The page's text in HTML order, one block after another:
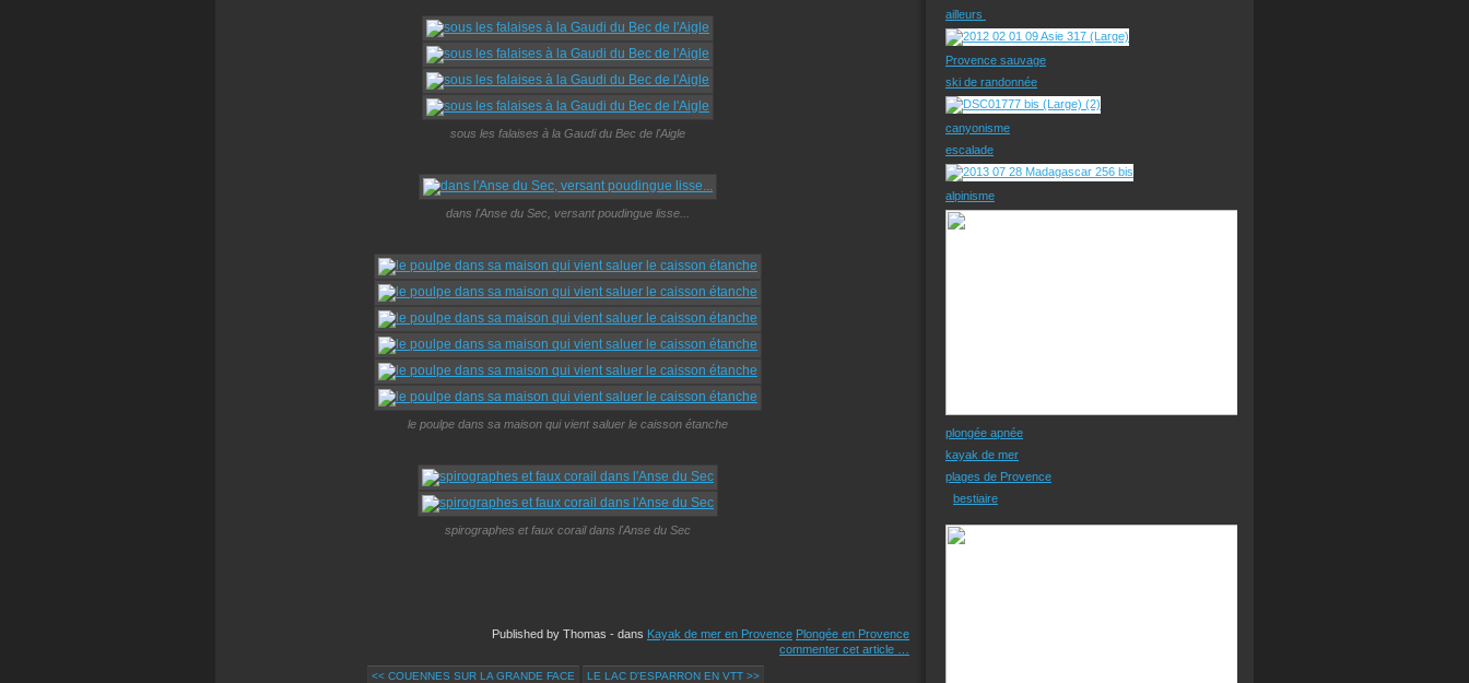
sous les falaises à la Gaudi du Bec de l'Aigle
dans l'Anse du Sec, versant poudingue lisse...
le poulpe dans sa maison qui vient saluer le caisson étanche
spirographes et faux corail dans l'Anse du Sec
Published by Thomas - dans Kayak de mer en Provence Plongée en Provence
commenter cet article
<< COUENNES SUR LA GRANDE FACE LE LAC D'ESPARRON EN VTT >>
ailleurs
Provence sauvage
ski de randonnée
canyonisme
escalade
alpinisme
plongée apnée
kayak de mer
plages de Provence
bestiaire